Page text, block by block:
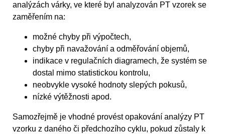
analýzách várky, ve které byl analyzován PT vzorek se
zaměřením na:
možné chyby při výpočtech,
chyby při navažování a odměřování objemů,
indikace v regulačních diagramech, že systém se
dostal mimo statistickou kontrolu,
neobvykle vysoké hodnoty slepých pokusů,
nízké výtěžnosti apod.
Samozřejmě je vhodné provést opakování analýzy PT
vzorku z daného či předchozího cyklu, pokud zůstaly k